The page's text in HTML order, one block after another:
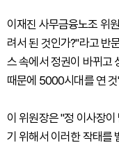
이재진 사무금융노조 위
려서 된 것인가?"라고 반
스 속에서 정권이 바뀌고
때문에 5000시대를 연
이 위원장은 "정 이사장
기 위해서 이러한 작태를